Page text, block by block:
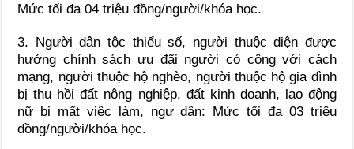
Mức tối đa 04 triệu đồng/người/khóa học.
3. Người dân tộc thiểu số, người thuộc diện được
hưởng chính sách ưu đãi người có công với cách
mạng, người thuộc hộ nghèo, người thuộc hộ gia đình
bị thu hồi đất nông nghiệp, đất kinh doanh, lao động
nữ bị mất việc làm, ngư dân: Mức tối đa 03 triệu
đồng/người/khóa học.